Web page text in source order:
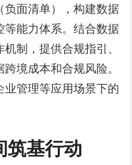
面清单），构建数据
能力体系。结合数据
制，提供合规指引、
境成本和合规风险。
管理等应用场景下的
筑基行动